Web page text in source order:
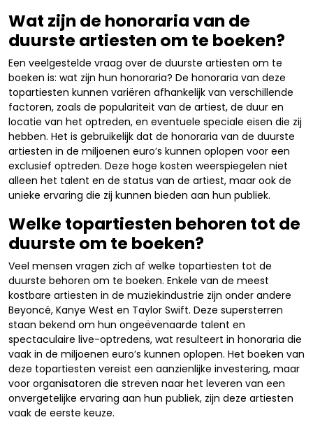
Wat zijn de honoraria van de
duurste artiesten om te boeken?
Een veelgestelde vraag over de duurste artiesten om te
boeken is: wat zijn hun honoraria? De honoraria van deze
topartiesten kunnen variëren afhankelijk van verschillende
factoren, zoals de populariteit van de artiest, de duur en
locatie van het optreden, en eventuele speciale eisen die zij
hebben. Het is gebruikelijk dat de honoraria van de duurste
artiesten in de miljoenen euro’s kunnen oplopen voor een
exclusief optreden. Deze hoge kosten weerspiegelen niet
alleen het talent en de status van de artiest, maar ook de
unieke ervaring die zij kunnen bieden aan hun publiek.
Welke topartiesten behoren tot de
duurste om te boeken?
Veel mensen vragen zich af welke topartiesten tot de
duurste behoren om te boeken. Enkele van de meest
kostbare artiesten in de muziekindustrie zijn onder andere
Beyoncé, Kanye West en Taylor Swift. Deze supersterren
staan bekend om hun ongeëvenaarde talent en
spectaculaire live-optredens, wat resulteert in honoraria die
vaak in de miljoenen euro’s kunnen oplopen. Het boeken van
deze topartiesten vereist een aanzienlijke investering, maar
voor organisatoren die streven naar het leveren van een
onvergetelijke ervaring aan hun publiek, zijn deze artiesten
vaak de eerste keuze.